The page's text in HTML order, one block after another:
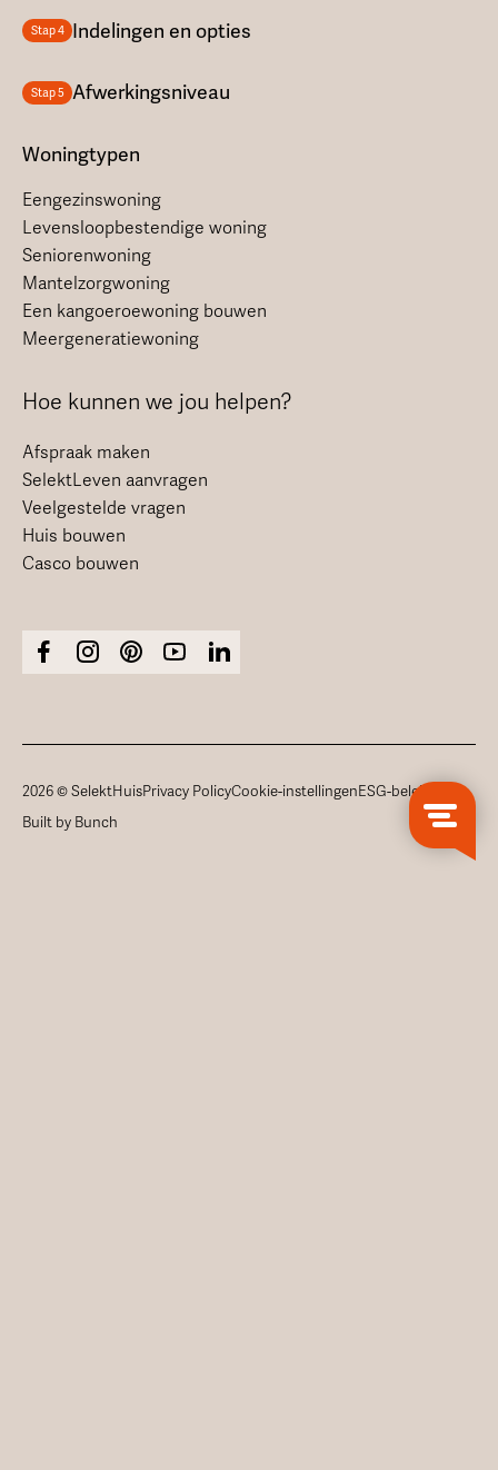
Stap 4 Indelingen en opties
Stap 5 Afwerkingsniveau
Woningtypen
Eengezinswoning
Levensloopbestendige woning
Seniorenwoning
Mantelzorgwoning
Een kangoeroewoning bouwen
Meergeneratiewoning
Hoe kunnen we jou helpen?
Afspraak maken
SelektLeven aanvragen
Veelgestelde vragen
Huis bouwen
Casco bouwen
2026 © SelektHuisPrivacy PolicyCookie-instellingenESG-beleid
Built by Bunch